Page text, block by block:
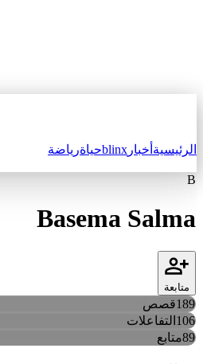
الرئيسية أخبار blinxحياةرياضة
B
Basema Salma
متابعة
189قصص
106 التفاعلات
89متابع